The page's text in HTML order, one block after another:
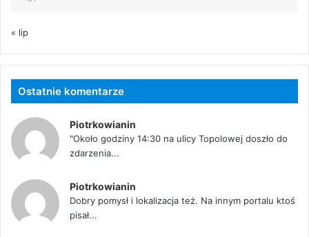
« lip
Ostatnie komentarze
Piotrkowianin
"Około godziny 14:30 na ulicy Topolowej doszło do
zdarzenia...
Piotrkowianin
Dobry pomysł i lokalizacja też. Na innym portalu ktoś
pisał...